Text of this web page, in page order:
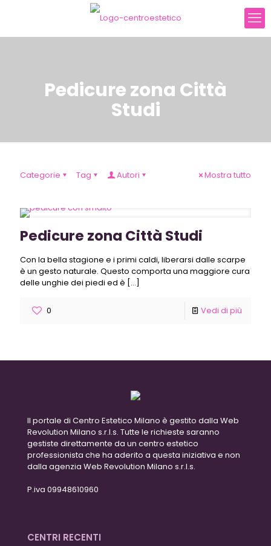
Pedicure zona Città
Studi
Categorie Tag Autori Mostra tutto
Pedicure zona Città Studi
Con la bella stagione e i primi caldi, liberarsi dalle scarpe
è un gesto naturale. Questo comporta una maggiore cura
delle unghie dei piedi ed è […]
0 Vedi di più
Il portale di Centro Estetico Milano è gestito dalla Web
Revolution Milano s.r.l.s. Tutte le richieste saranno
gestiste direttamente da un centro estetico
professionista che ha aderito a questa iniziativa e non
dalla agenzia Web Revolution Milano s.r.l.s.
P.iva 09948610960
CENTRI RECENTI